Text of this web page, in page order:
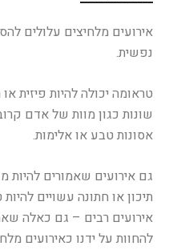
אירועים מלחיצים עלולים
נפשית.
טראומה יכולה להיות פיזית
שונות כגון מוות של אדם
אסונות טבע או אלימות.
גם אירועים שאמורים
תיכון או חתונה עשויים
אירועים רבים – גם כאלה
להחוות על ידנו כאירועים